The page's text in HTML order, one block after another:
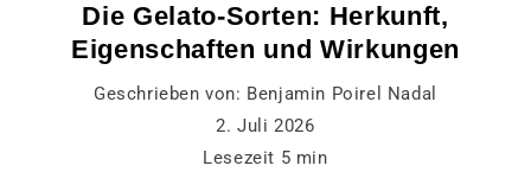
Die Gelato-Sorten: Herkunft,
Eigenschaften und Wirkungen
Geschrieben von: Benjamin Poirel Nadal
2. Juli 2026
Lesezeit 5 min